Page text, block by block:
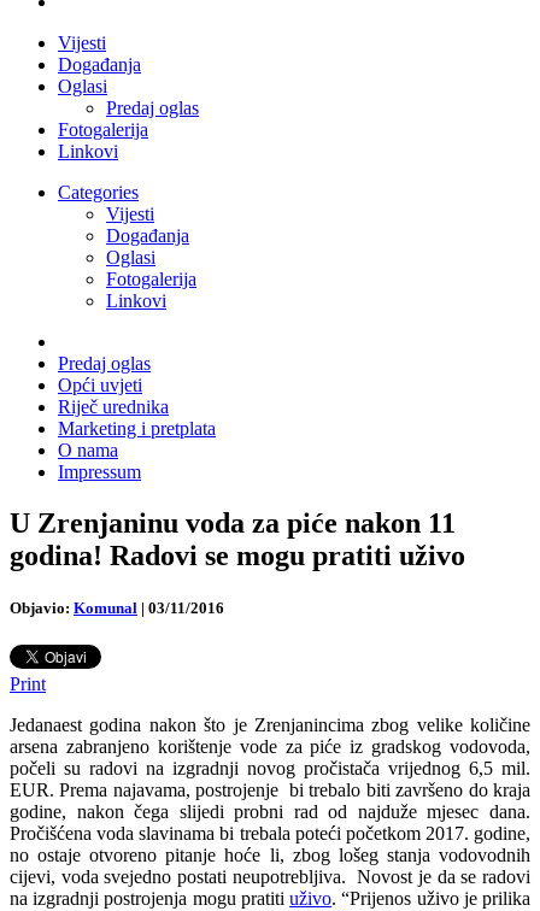
Vijesti
Događanja
Oglasi
Predaj oglas
Fotogalerija
Linkovi
Categories
Vijesti
Događanja
Oglasi
Fotogalerija
Linkovi
Predaj oglas
Opći uvjeti
Riječ urednika
Marketing i pretplata
O nama
Impressum
U Zrenjaninu voda za piće nakon 11
godina! Radovi se mogu pratiti uživo
Objavio: Komunal | 03/11/2016
Print
Jedanaest godina nakon što je Zrenjanincima zbog velike količine
arsena zabranjeno korištenje vode za piće iz gradskog vodovoda,
počeli su radovi na izgradnji novog pročistača vrijednog 6,5 mil.
EUR.Prema najavama, postrojenje bi trebalo biti završeno do kraja
godine, nakon čega slijedi probni rad od najduže mjesec dana.
Pročišćena voda slavinama bi trebala poteći početkom 2017. godine,
no ostaje otvoreno pitanje hoće li, zbog lošeg stanja vodovodnih
cijevi, voda svejedno postati neupotrebljiva. Novost je da se radovi
na izgradnji postrojenja mogu pratitiuživo. “Prijenos uživo je prilika